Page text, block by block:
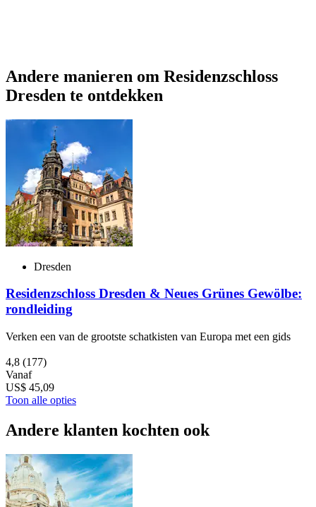
Andere manieren om Residenzschloss
Dresden te ontdekken
Dresden
Residenzschloss Dresden & Neues Grünes Gewölbe:
rondleiding
Verken een van de grootste schatkisten van Europa met een gids
4,8 (177)
Vanaf
US$ 45,09
Toon alle opties
Andere klanten kochten ook